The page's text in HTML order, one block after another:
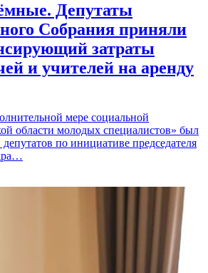
Депутаты
Собрания приняли
затраты
и учителей на аренду
мере социальной
области молодых специалистов» был
по инициативе председателя